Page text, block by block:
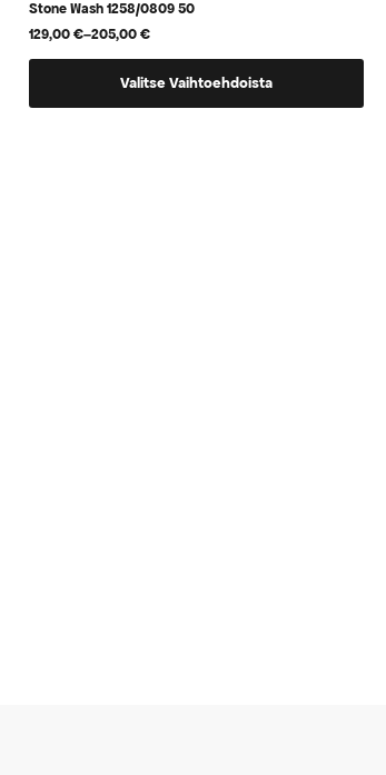
Stone Wash 1258/0809 50
129,00€–205,00€
Hintaluokka:
129,00 €
Valitse Vaihtoehdoista
tuotteella